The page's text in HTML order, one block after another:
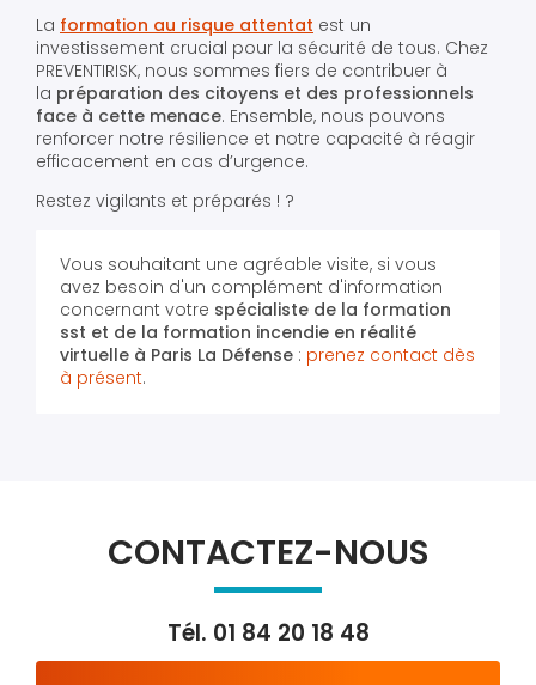
La formation au risque attentat est un
investissement crucial pour la sécurité de tous. Chez
PREVENTIRISK, nous sommes fiers de contribuer à
la préparation des citoyens et des professionnels
face à cette menace. Ensemble, nous pouvons
renforcer notre résilience et notre capacité à réagir
efficacement en cas d’urgence.
Restez vigilants et préparés ! ?
Vous souhaitant une agréable visite, si vous
avez besoin d'un complément d'information
concernant votre spécialiste de la formation
sst et de la formation incendie en réalité
virtuelle à Paris La Défense : prenez contact dès
à présent.
CONTACTEZ-NOUS
Tél. 01 84 20 18 48